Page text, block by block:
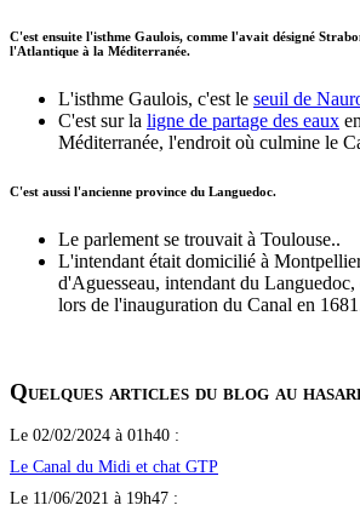
C'est ensuite l'isthme Gaulois, comme l'avait désigné
l'Atlantique à la Méditerranée.
L'isthme Gaulois, c'est le seuil de
C'est sur la ligne de partage des eaux
Méditerranée, l'endroit où culmine le
C'est aussi l'ancienne province du Languedoc.
Le parlement se trouvait à Toulouse..
L'intendant était domicilié à
d'Aguesseau, intendant du
lors de l'inauguration du Canal en
Quelques articles du blog au
Le 02/02/2024 à 01h40 :
Le Canal du Midi et chat GTP
Le 11/06/2021 à 19h47 :